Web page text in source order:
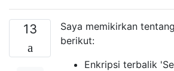
13
Saya memikirkan
berikut:
Enkripsi terbalik